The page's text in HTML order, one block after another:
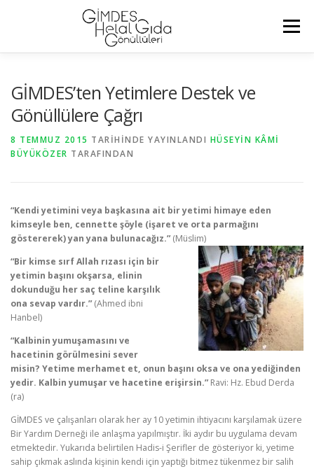
Menü
GİMDES’ten Yetimlere Destek ve
Gönüllülere Çağrı
8 TEMMUZ 2015 TARIHINDE YAYINLANDI HÜSEYIN KÂMI
BÜYÜKÖZER TARAFINDAN
“Kendi yetimini veya başkasına ait bir yetimi himaye eden
kimseyle ben, cennette şöyle (işaret ve orta parmağını
göstererek) yan yana bulunacağız.”(Müslim)
“Bir kimse sırf Allah rızası için bir
yetimin başını okşarsa, elinin
dokunduğu her saç teline karşılık
ona sevap vardır.”(Ahmed ibni
Hanbel)
“Kalbinin yumuşamasını ve
hacetinin görülmesini sever
misin? Yetime merhamet et, onun başını oksa ve ona yediğinden
yedir. Kalbin yumuşar ve hacetine erişirsin.”Ravi: Hz. Ebud Derda
(ra)
GİMDES ve çalışanları olarak her ay 10 yetimin ihtiyacını karşılamak üzere
Bir Yardım Derneği ile anlaşma yapılmıştır. İki aydır bu uygulama devam
etmektedir. Yukarıda belirtilen Hadis-i Şerifler de gösteriyor ki, yetime
sahip çıkmak aslında kişinin kendi için yaptığı bitmez tükenmez bir salih